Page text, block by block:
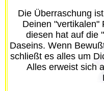
Die Überraschung
Deinen "vertikalen"
diesen hat auf die
Daseins. Wenn
schließt es alles um
Alles erweist sich